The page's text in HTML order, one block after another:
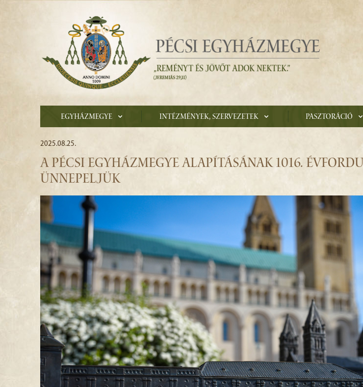
Egyházmegye Intézmények, szervezetek Pasztoráció
2025.08.25.
A PÉCSI EGYHÁZMEGYE ALAPÍTÁSÁNAK 1016.
ÜNNEPELJÜK